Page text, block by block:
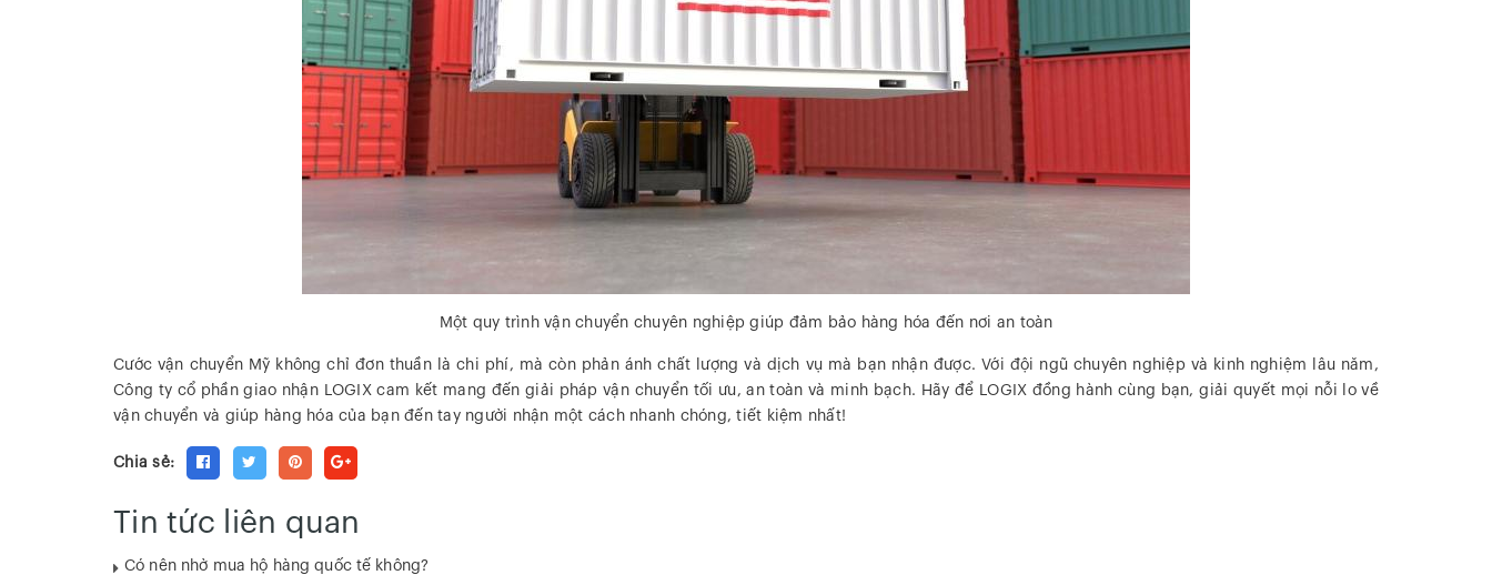
Một quy trình vận chuyển chuyên nghiệp giúp đảm bảo hàng hóa đến nơi an toàn
Cước vận chuyển Mỹ không chỉ đơn thuần là chi phí, mà còn phản ánh chất lượng và dịch vụ mà bạn nhận được. Với đội ngũ chuyên nghiệp và kinh nghiệm lâu năm,
Công ty cổ phần giao nhận LOGIX cam kết mang đến giải pháp vận chuyển tối ưu, an toàn và minh bạch. Hãy để LOGIX đồng hành cùng bạn, giải quyết mọi nỗi lo về
vận chuyển và giúp hàng hóa của bạn đến tay người nhận một cách nhanh chóng, tiết kiệm nhất!
Chia sẻ:
Tin tức liên quan
Có nên nhờ mua hộ hàng quốc tế không?